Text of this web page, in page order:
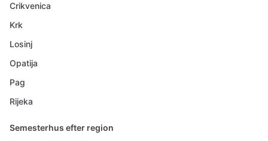
Crikvenica
Krk
Losinj
Opatija
Pag
Rijeka
Semesterhus efter region